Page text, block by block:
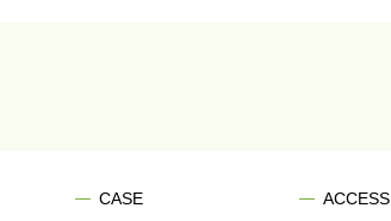
CASE ACCESS